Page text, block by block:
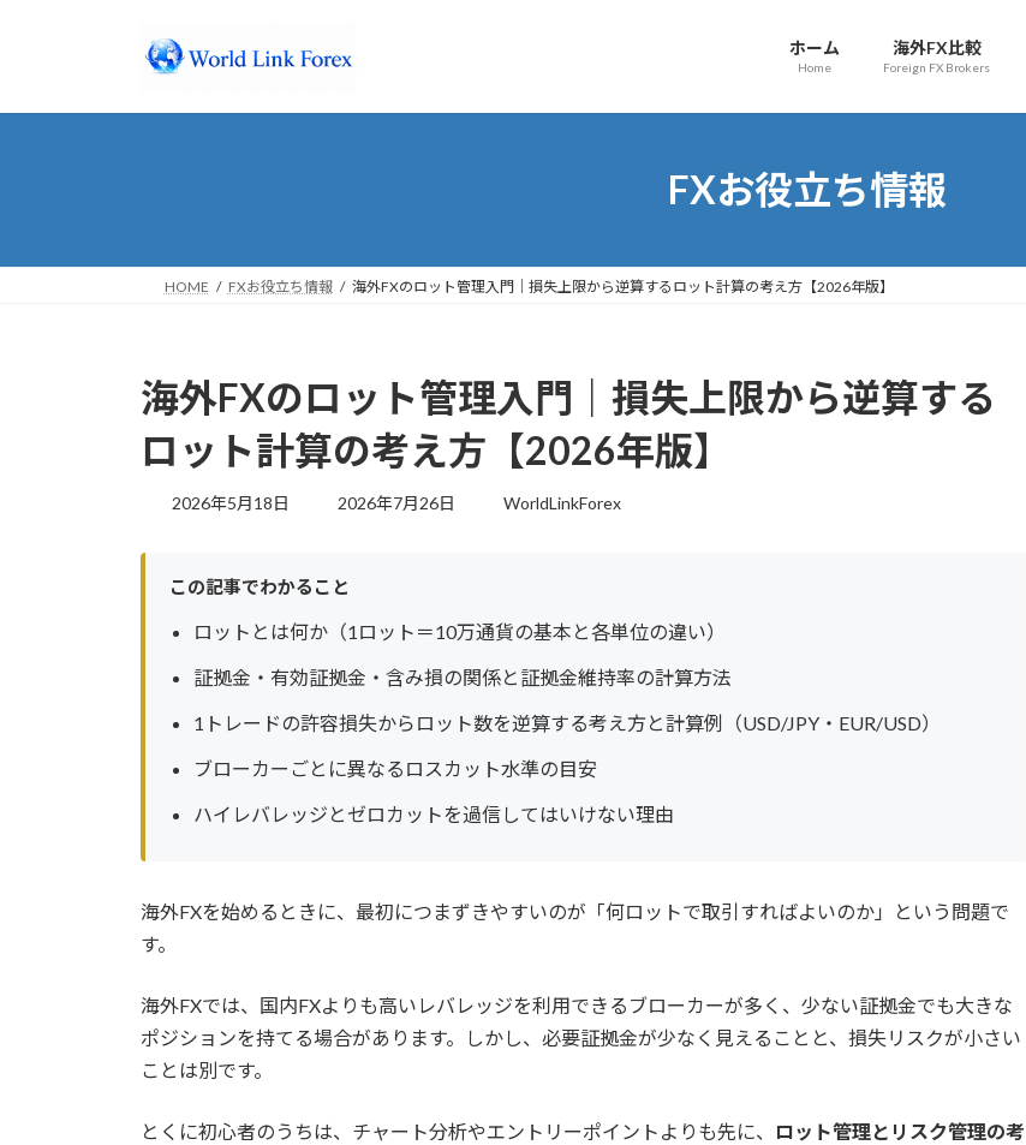
プ
動
ホーム
Home
海外FX比較
Foreign FX Brokers
FXお役立ち情報
HOME FXお役立ち情報 海外FXのロット管理入門｜損失上限から逆算するロット計算の考え方【2026年版】
海外FXのロット管理入門｜損失上限から逆算する
ロット計算の考え方【2026年版】
2026年5月18日
最
日
時
:
2026年7月26日 WorldLinkForex
この記事でわかること
ロットとは何か（1ロット＝10万通貨の基本と各単位の違い）
証拠金・有効証拠金・含み損の関係と証拠金維持率の計算方法
1トレードの許容損失からロット数を逆算する考え方と計算例（USD/JPY・EUR/USD）
ブローカーごとに異なるロスカット水準の目安
ハイレバレッジとゼロカットを過信してはいけない理由
海外FXを始めるときに、最初につまずきやすいのが「何ロットで取引すればよいのか」という問題で
す。
海外FXでは、国内FXよりも高いレバレッジを利用できるブローカーが多く、少ない証拠金でも大きな
ポジションを持てる場合があります。しかし、必要証拠金が少なく見えることと、損失リスクが小さい
ことは別です。
とくに初心者のうちは、チャート分析やエントリーポイントよりも先に、
ロット管理とリスク管理の考